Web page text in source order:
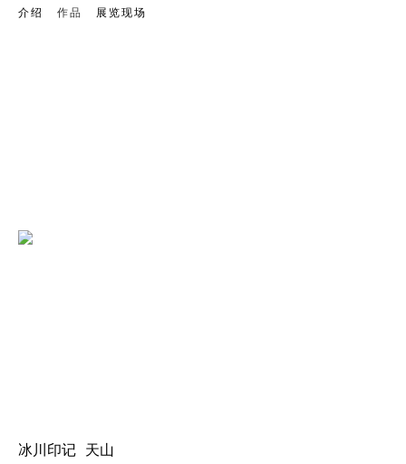
介绍
作品 展览现场
冰川印记 天山